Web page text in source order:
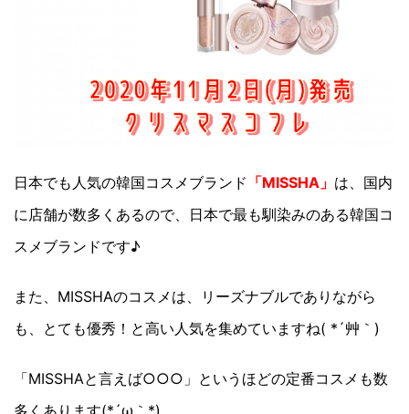
日本でも人気の韓国コスメブランド 「MISSHA」 は、国内
に店舗が数多くあるので、日本で最も馴染みのある韓国コ
スメブランドです♪
また、MISSHAのコスメは、リーズナブルでありながら
も、とても優秀！と高い人気を集めていますね( *´艸｀)
「MISSHAと言えば○○○」というほどの定番コスメも数
多くあります(*´ω｀*)